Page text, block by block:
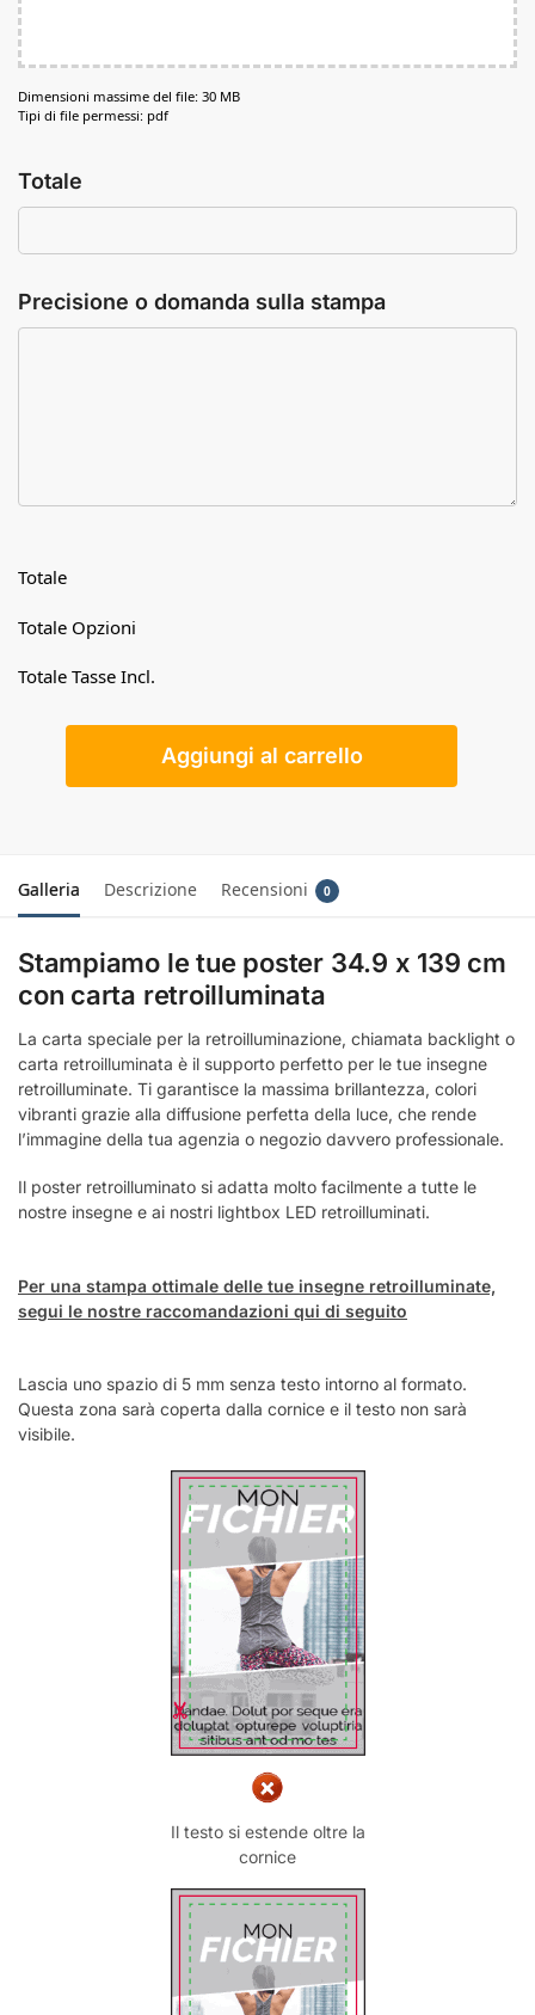
Dimensioni massime del file: 30 MB
Tipi di file permessi: pdf
Totale
Precisione o domanda sulla stampa
Totale
Totale Opzioni
Totale Tasse Incl.
Aggiungi al carrello
Galleria Descrizione Recensioni 0
Stampiamo le tue poster 34.9 x 139 cm
con carta retroilluminata
La carta speciale per la retroilluminazione, chiamata backlight o
carta retroilluminata è il supporto perfetto per le tue insegne
retroilluminate. Ti garantisce la massima brillantezza, colori
vibranti grazie alla diffusione perfetta della luce, che rende
l’immagine della tua agenzia o negozio davvero professionale.
Il poster retroilluminato si adatta molto facilmente a tutte le
nostre insegne e ai nostri lightbox LED retroilluminati.
Per una stampa ottimale delle tue insegne retroilluminate,
segui le nostre raccomandazioni qui di seguito
Lascia uno spazio di 5 mm senza testo intorno al formato.
Questa zona sarà coperta dalla cornice e il testo non sarà
visibile.
Il testo si estende oltre la
cornice